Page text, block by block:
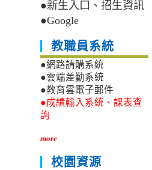
●新生入口、招生資訊
●Google
教職員系統
●網路請購系統
●雲端差勤系統
●教育雲電子郵件
●成績輸入系統、課表查
詢
more
校園資源